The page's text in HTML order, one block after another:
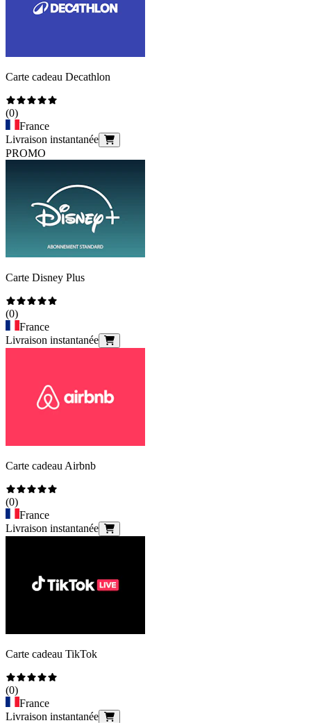
Carte cadeau Decathlon
(0)
France
Livraison instantanée
PROMO
Carte Disney Plus
(0)
France
Livraison instantanée
Carte cadeau Airbnb
(0)
France
Livraison instantanée
Carte cadeau TikTok
(0)
France
Livraison instantanée